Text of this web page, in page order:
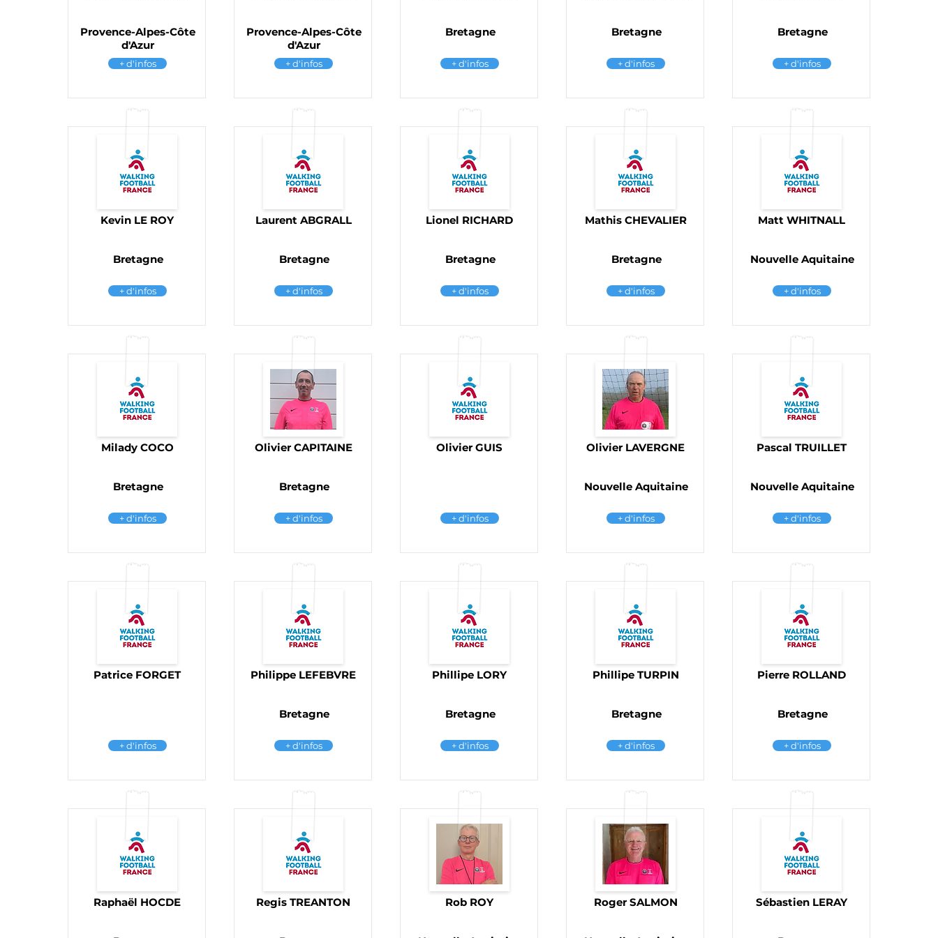
Provence-Alpes-Côte
d'Azur
+ d'infos
Kevin LE ROY
Bretagne
+ d'infos
Milady COCO
Bretagne
+ d'infos
Patrice FORGET
+ d'infos
Raphaël HOCDE
Provence-Alpes-Côte
d'Azur
+ d'infos
Laurent ABGRALL
Bretagne
+ d'infos
Olivier CAPITAINE
Bretagne
+ d'infos
Philippe LEFEBVRE
Bretagne
+ d'infos
Regis TREANTON
Bretagne
+ d'infos
Lionel RICHARD
Bretagne
+ d'infos
Olivier GUIS
+ d'infos
Phillipe LORY
Bretagne
+ d'infos
Rob ROY
Bretagne
+ d'infos
Mathis CHEVALIER
Bretagne
+ d'infos
Olivier LAVERGNE
Nouvelle Aquitaine
+ d'infos
Phillipe TURPIN
Bretagne
+ d'infos
Roger SALMON
Bretagne
+ d'infos
Matt WHITNALL
Nouvelle Aquitaine
+ d'infos
Pascal TRUILLET
Nouvelle Aquitaine
+ d'infos
Pierre ROLLAND
Bretagne
+ d'infos
Sébastien LERAY